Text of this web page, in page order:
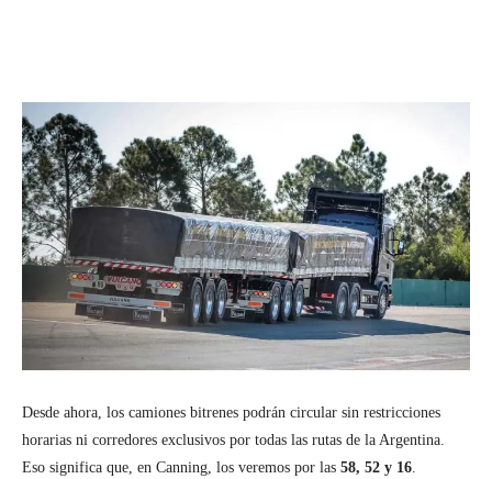
Desde ahora, los camiones bitrenes podrán circular sin restricciones
horarias ni corredores exclusivos por todas las rutas de la Argentina.
Eso significa que, en Canning, los veremos por las 58, 52 y 16